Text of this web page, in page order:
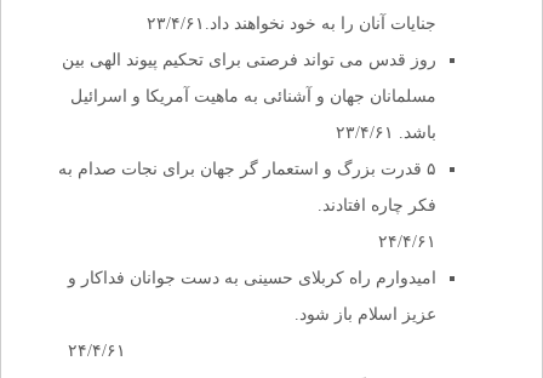
جنایات آنان را به خود نخواهند داد.۲۳/۴/۶۱
روز قدس می تواند فرصتی برای تحکیم پیوند الهی بین
مسلمانان جهان و آشنائی به ماهیت آمریکا و اسرائیل
باشد. ۲۳/۴/۶۱
۵ قدرت بزرگ و استعمار گر جهان برای نجات صدام به
فکر چاره افتادند.
۲۴/۴/۶۱
امیدوارم راه کربلای حسینی به دست جوانان فداکار و
عزیز اسلام باز شود.